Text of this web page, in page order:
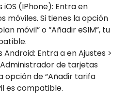
iOS (IPhone): Entra en
móviles. Si tienes la opción
móvil” o “Añadir eSIM”, tu
Android: Entra a en Ajustes >
de tarjetas
opción de “Añadir tarifa
es compatible.